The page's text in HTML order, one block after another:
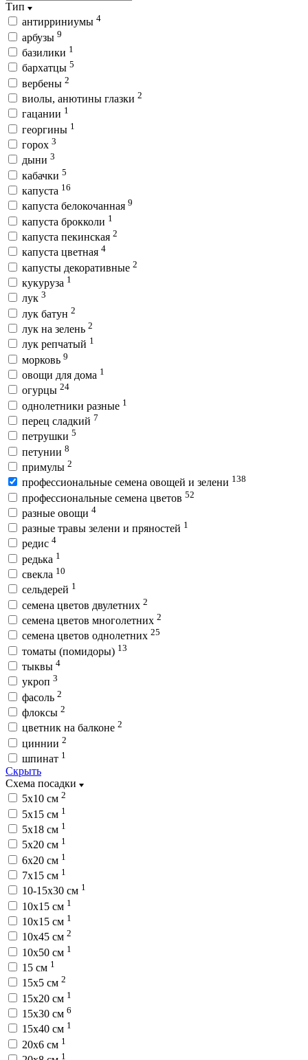
Тип
антирриниумы 4
арбузы 9
базилики 1
бархатцы 5
вербены 2
виолы, анютины глазки 2
гацании 1
георгины 1
горох 3
дыни 3
кабачки 5
капуста 16
капуста белокочанная 9
капуста брокколи 1
капуста пекинская 2
капуста цветная 4
капусты декоративные 2
кукуруза 1
лук 3
лук батун 2
лук на зелень 2
лук репчатый 1
морковь 9
овощи для дома 1
огурцы 24
однолетники разные 1
перец сладкий 7
петрушки 5
петунии 8
примулы 2
профессиональные семена овощей и зелени 138
профессиональные семена цветов 52
разные овощи 4
разные травы зелени и пряностей 1
редис 4
редька 1
свекла 10
сельдерей 1
семена цветов двулетних 2
семена цветов многолетних 2
семена цветов однолетних 25
томаты (помидоры) 13
тыквы 4
укроп 3
фасоль 2
флоксы 2
цветник на балконе 2
циннии 2
шпинат 1
Скрыть
Схема посадки
5х10 см 2
5х15 см 1
5х18 см 1
5х20 см 1
6х20 см 1
7х15 см 1
10-15х30 см 1
10x15 см 1
10х15 см 1
10х45 см 2
10х50 см 1
15 см 1
15х5 см 2
15х20 см 1
15х30 см 6
15х40 см 1
20х6 см 1
1